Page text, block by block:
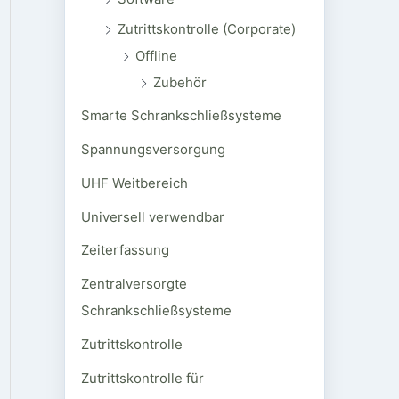
Zutrittskontrolle (Corporate)
Offline
Zubehör
Smarte Schrankschließsysteme
Spannungsversorgung
UHF Weitbereich
Universell verwendbar
Zeiterfassung
Zentralversorgte
Schrankschließsysteme
Zutrittskontrolle
Zutrittskontrolle für